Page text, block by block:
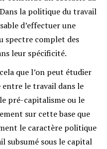
la politique du travail
d’effectuer une
spectre complet des
leur spécificité.
que l’on peut étudier
le travail dans le
pré-capitalisme ou le
sur cette base que
le caractère politique
subsumé sous le capital